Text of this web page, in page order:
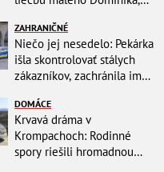
týždne života
ZAHRANIČNÉ
Niečo jej nesedelo: Pekárka
išla skontrolovať stálych
zákazníkov, zachránila im
DOMÁCE
Krvavá dráma v
Krompachoch: Rodinné
spory riešili hromadnou